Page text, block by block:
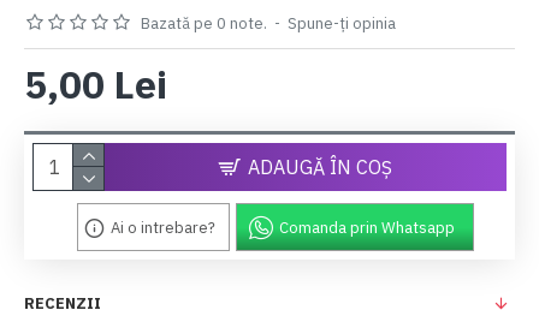
Bazată pe 0 note. - Spune-ţi opinia
5,00 Lei
ADAUGĂ ÎN COŞ
Ai o intrebare? Comanda prin Whatsapp
RECENZII